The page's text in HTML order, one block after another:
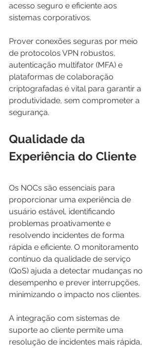
acesso seguro e eficiente aos
sistemas corporativos.
Prover conexões seguras por meio
de protocolos VPN robustos,
autenticação multifator (MFA) e
plataformas de colaboração
criptografadas é vital para garantir a
produtividade, sem comprometer a
segurança.
Qualidade da
Experiência do Cliente
Os NOCs são essenciais para
proporcionar uma experiência de
usuário estável, identificando
problemas proativamente e
resolvendo incidentes de forma
rápida e eficiente. O monitoramento
contínuo da qualidade de serviço
(QoS) ajuda a detectar mudanças no
desempenho e prever interrupções,
minimizando o impacto nos clientes.
A integração com sistemas de
suporte ao cliente permite uma
resolução de incidentes mais rápida,